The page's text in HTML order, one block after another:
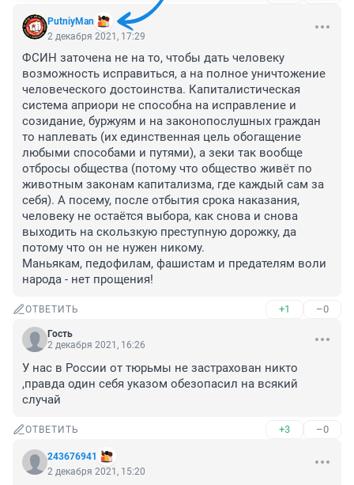
PutniyMan
2 декабря 2021, 17:29
ФСИН заточена не на то, чтобы дать человеку
возможность исправиться, а на полное уничтожение
человеческого достоинства. Капиталистическая
система априори не способна на исправление и
созидание, буржуям и на законопослушных граждан
то наплевать (их единственная цель обогащение
любыми способами и путями), а зеки так вообще
отбросы общества (потому что общество живёт по
животным законам капитализма, где каждый сам за
себя). А посему, после отбытия срока наказания,
человеку не остаётся выбора, как снова и снова
выходить на скользкую преступную дорожку, да
потому что он не нужен никому.
Маньякам, педофилам, фашистам и предателям воли
народа - нет прощения!
ОТВЕТИТЬ +1 –0
Гость
2 декабря 2021, 16:26
У нас в России от тюрьмы не застрахован никто
,правда один себя указом обезопасил на всякий
случай
ОТВЕТИТЬ +3 –0
243676941
2 декабря 2021, 15:20